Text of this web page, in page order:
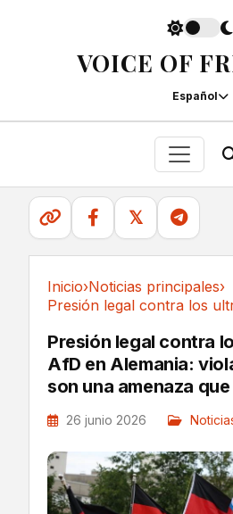
VOICE OF
Español
𝕏
Inicio›Noticias principales›
Presión legal contra
AfD en Alemania:
son una amenaza
26 junio 2026